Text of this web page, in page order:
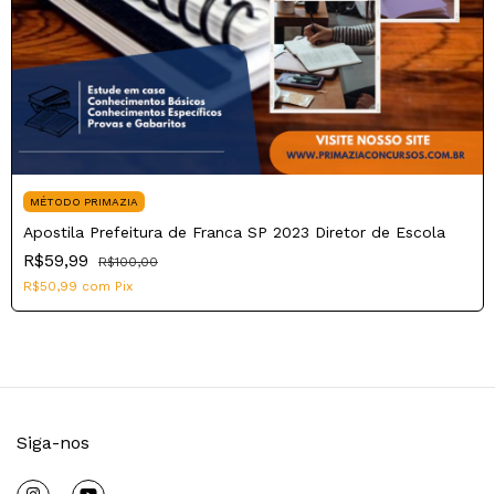
MÉTODO PRIMAZIA
Apostila Prefeitura de Franca SP 2023 Diretor de Escola
R$59,99
R$100,00
R$50,99 com Pix
Siga-nos